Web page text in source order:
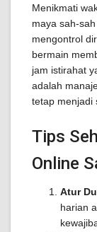
Menikmati
maya sah-
mengontrol
bermain
jam istirahat
adalah
tetap menjadi
Tips
Online
Atur
harian